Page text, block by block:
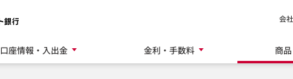
口座情報・入出金 金利・手数料 商
会